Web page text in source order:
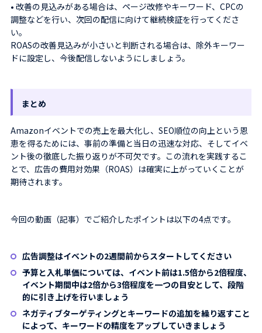
• 改善の見込みがある場合は、ページ改修やキーワード、CPCの
調整などを行い、次回の配信に向けて継続検証を行ってくださ
い。
ROASの改善見込みが小さいと判断される場合は、除外キーワー
ドに設定し、今後配信しないようにしましょう。
まとめ
Amazonイベントでの売上を最大化し、SEO順位の向上という恩
恵を得るためには、事前の準備と当日の迅速な対応、そしてイベ
ント後の徹底した振り返りが不可欠です。この流れを実践するこ
とで、広告の費用対効果（ROAS）は確実に上がっていくことが
期待されます。
今回の動画（記事）でご紹介したポイントは以下の4点です。
広告調整はイベントの2週間前からスタートしてください
予算と入札単価については、イベント前は1.5倍から2倍程度、
イベント期間中は2倍から3倍程度を一つの目安として、段階
的に引き上げを行いましょう
ネガティブターゲティングとキーワードの追加を繰り返すこと
によって、キーワードの精度をアップしていきましょう